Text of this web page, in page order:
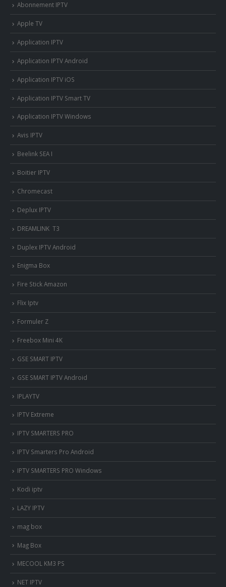
Abonnement IPTV
Apple TV
Application IPTV
Application IPTV Android
Application IPTV iOS
Application IPTV Smart TV
Application IPTV Windows
Avis IPTV
Beelink SEA I
Boitier IPTV
Chromecast
Deplux IPTV
DREAMLINK T3
Duplex IPTV Android
Enigma Box
Fire Stick Amazon
Flix Iptv
Formuler Z
Freebox Mini 4K
‎GSE SMART IPTV
GSE SMART IPTV Android
IPLAYTV
IPTV Extreme
IPTV SMARTERS PRO
IPTV Smarters Pro Android
IPTV SMARTERS PRO Windows
Kodi iptv
LAZY IPTV
mag box
Mag Box
MECOOL KM3 PS
NET IPTV